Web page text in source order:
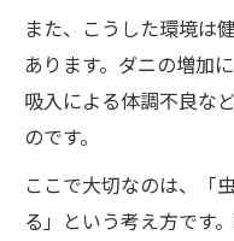
また、こうした環境は
あります。ダニの増加
吸入による体調不良な
のです。
ここで大切なのは、「
る」という考え方です